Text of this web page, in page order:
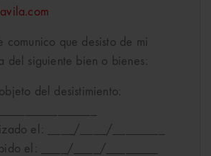
comunico que desisto de mi
del siguiente bien o bienes:
del desistimiento:
el: ____/____/________
el: ____/____/________